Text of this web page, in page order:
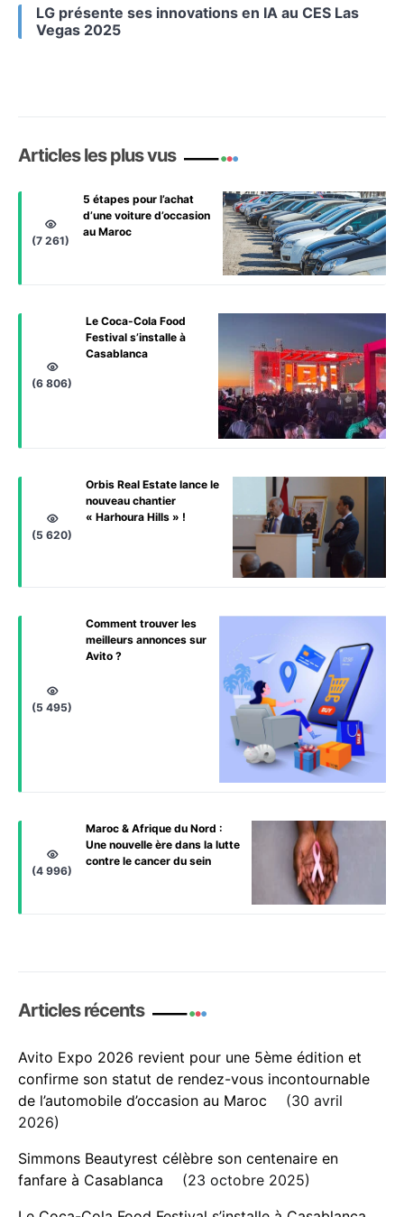
LG présente ses innovations en IA au CES Las
Vegas 2025
Articles les plus vus
5 étapes pour l’achat
d’une voiture d’occasion
au Maroc
(7 261)
Le Coca-Cola Food
Festival s’installe à
Casablanca
(6 806)
Orbis Real Estate lance le
nouveau chantier
« Harhoura Hills » !
(5 620)
Comment trouver les
meilleurs annonces sur
Avito ?
(5 495)
Maroc & Afrique du Nord :
Une nouvelle ère dans la lutte
contre le cancer du sein
(4 996)
Articles récents
Avito Expo 2026 revient pour une 5ème édition et
confirme son statut de rendez-vous incontournable
de l’automobile d’occasion au Maroc
30 avril
2026
Simmons Beautyrest célèbre son centenaire en
fanfare à Casablanca
23 octobre 2025